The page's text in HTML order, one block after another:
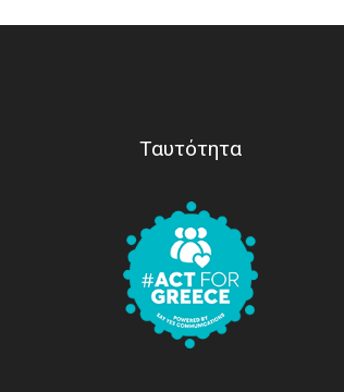
Ταυτότητα